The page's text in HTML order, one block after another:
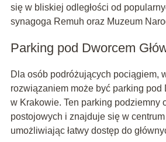
się w bliskiej odległości od
synagoga Remuh oraz Muzeum
Parking pod Dworcem
Dla osób podróżujących pociągiem,
rozwiązaniem może być parking pod
w Krakowie. Ten parking podziemny
postojowych i znajduje się w
umożliwiając łatwy dostęp do